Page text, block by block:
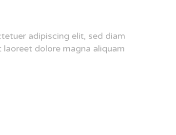
adipiscing elit, sed diam
dolore magna aliquam